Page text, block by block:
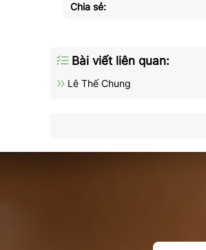
Chia sẻ:
Bài viết liên quan:
Lê Thế Chung